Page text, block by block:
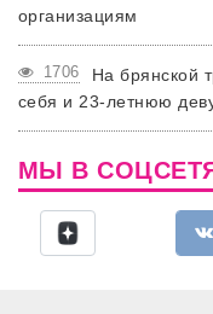
организациям
1706
На брянской
себя и 23-летнюю
МЫ В